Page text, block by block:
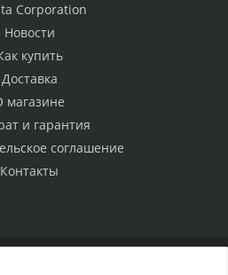
Corporation
Новости
купить
Доставка
магазине
и гарантия
соглашение
Контакты
центр Макита